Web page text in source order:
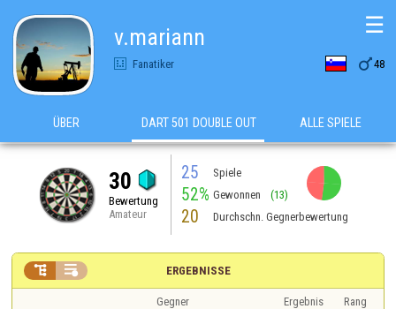
v.mariann
Fanatiker 48
☰
ÜBER DART 501 DOUBLE OUT ALLE SPIELE
30
Bewertung
Amateur
25 Spiele
52% Gewonnen (13)
20 Durchschn. Gegnerbewertung
ERGEBNISSE
 
Gegner Ergebnis
Rang